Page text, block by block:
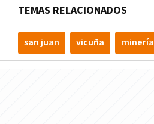
TEMAS RELACIONADOS
san juan vicuña minería